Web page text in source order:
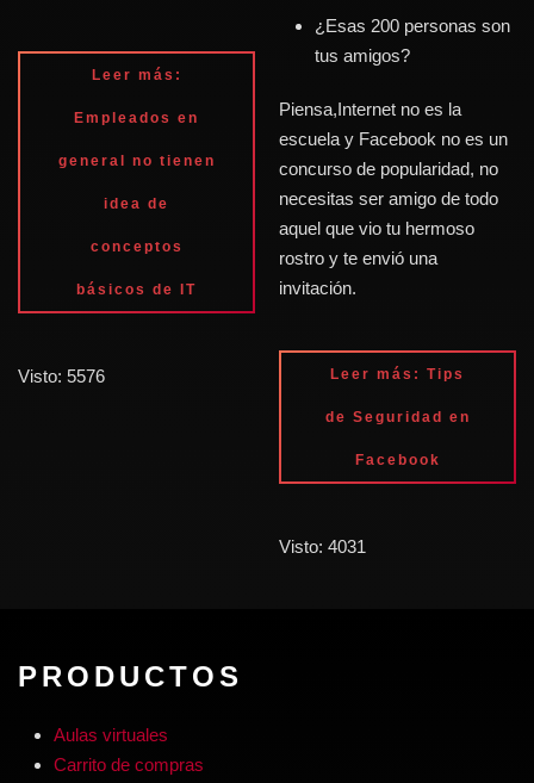
Leer más:
Empleados en
general no tienen
idea de
conceptos
básicos de IT
Visto: 5576
¿Esas 200 personas son
tus amigos?
Piensa,Internet no es la
escuela y Facebook no es un
concurso de popularidad, no
necesitas ser amigo de todo
aquel que vio tu hermoso
rostro y te envió una
invitación.
Leer más: Tips
de Seguridad en
Facebook
Visto: 4031
PRODUCTOS
Aulas virtuales
Carrito de compras